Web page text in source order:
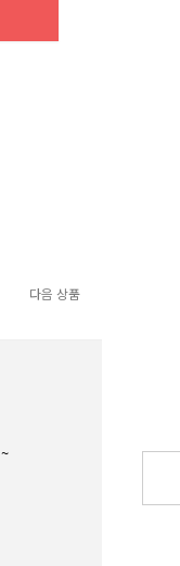
다음 상품